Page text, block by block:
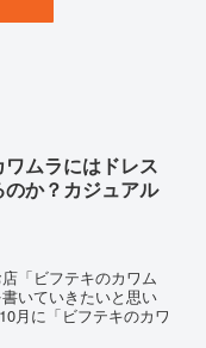
ワムラにはドレス
のか？カジュアル
「ビフテキのカワム
いていきたいと思い
月に「ビフテキのカワ